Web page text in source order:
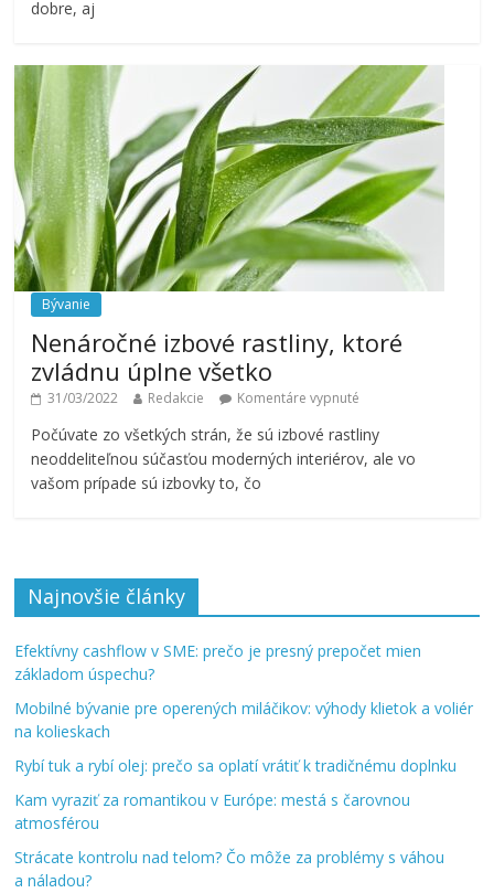
dobre, aj
Bývanie
Nenáročné izbové rastliny, ktoré
zvládnu úplne všetko
31/03/2022 Redakcie Komentáre vypnuté
Počúvate zo všetkých strán, že sú izbové rastliny
neoddeliteľnou súčasťou moderných interiérov, ale vo
vašom prípade sú izbovky to, čo
Najnovšie články
Efektívny cashflow v SME: prečo je presný prepočet mien
základom úspechu?
Mobilné bývanie pre operených miláčikov: výhody klietok a voliér
na kolieskach
Rybí tuk a rybí olej: prečo sa oplatí vrátiť k tradičnému doplnku
Kam vyraziť za romantikou v Európe: mestá s čarovnou
atmosférou
Strácate kontrolu nad telom? Čo môže za problémy s váhou
a náladou?